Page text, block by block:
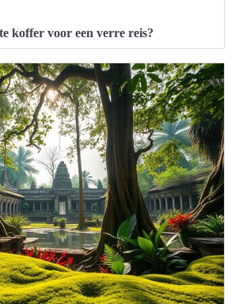
koffer voor een verre reis?